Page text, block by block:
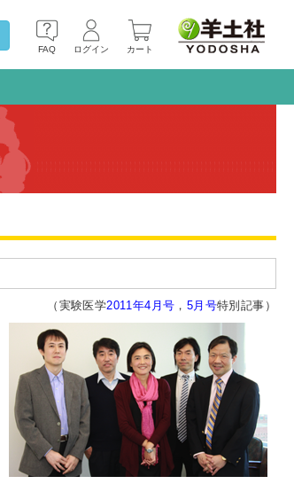
FAQ ログイン カート
（実験医学2011年4月号 ， 5月号特別記事）